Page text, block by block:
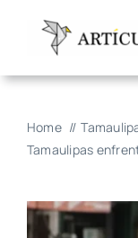
Home
Tamaulipas